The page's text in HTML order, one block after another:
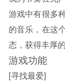
游戏中有很多
的音乐，在这
态，获得丰厚的
游戏功能
[寻找最爱]